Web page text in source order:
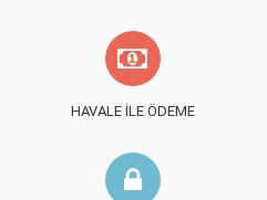
HAVALE İLE ÖDEME